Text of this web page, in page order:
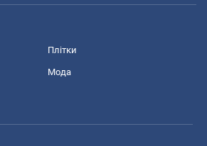
Плітки
Мода